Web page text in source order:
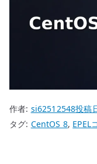
作者: si62512548投稿
タグ: CentOS 8, EPEL